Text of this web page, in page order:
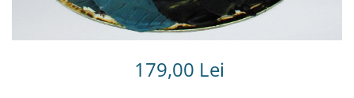
179,00 Lei